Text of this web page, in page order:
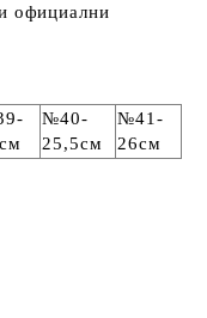
официални
№40-
25,5см
№41-
26см